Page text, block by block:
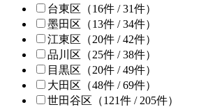
台東区 （16件 /31件）
墨田区 （13件 /34件）
江東区 （20件 /42件）
品川区 （25件 /38件）
目黒区 （20件 /49件）
大田区 （48件 /69件）
世田谷区 （121件 / 205件）